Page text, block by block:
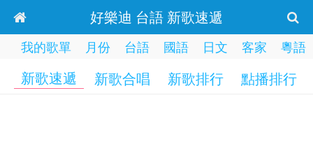
好樂迪 台語 新歌速遞
我的歌單 月份 台語 國語 日文 客家 粵語
新歌速遞 新歌合唱 新歌排行 點播排行